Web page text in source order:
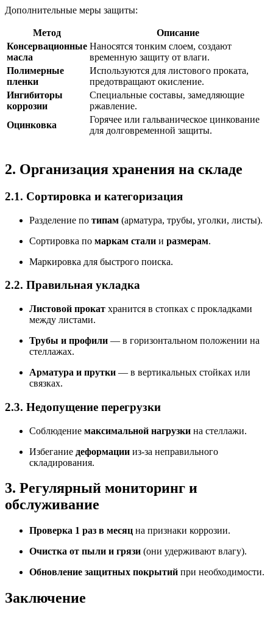
Дополнительные меры защиты:
Метод
Описание
Консервационные
масла
Наносятся тонким слоем, создают
временную защиту от влаги.
Полимерные
пленки
Используются для листового проката,
предотвращают окисление.
Ингибиторы
коррозии
Специальные составы, замедляющие
ржавление.
Оцинковка
Горячее или гальваническое цинкование
для долговременной защиты.
2. Организация хранения на складе
2.1. Сортировка и категоризация
Разделение по типам (арматура, трубы, уголки, листы).
Сортировка по маркам стали и размерам.
Маркировка для быстрого поиска.
2.2. Правильная укладка
Листовой прокат хранится в стопках с прокладками
между листами.
Трубы и профили — в горизонтальном положении на
стеллажах.
Арматура и прутки — в вертикальных стойках или
связках.
2.3. Недопущение перегрузки
Соблюдение максимальной нагрузки на стеллажи.
Избегание деформации из-за неправильного
складирования.
3. Регулярный мониторинг и
обслуживание
Проверка 1 раз в месяц на признаки коррозии.
Очистка от пыли и грязи (они удерживают влагу).
Обновление защитных покрытий при необходимости.
Заключение